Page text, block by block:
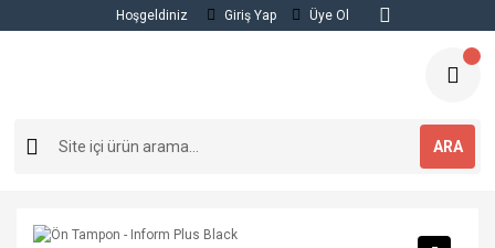
Hoşgeldiniz Giriş Yap Üye Ol
ARA